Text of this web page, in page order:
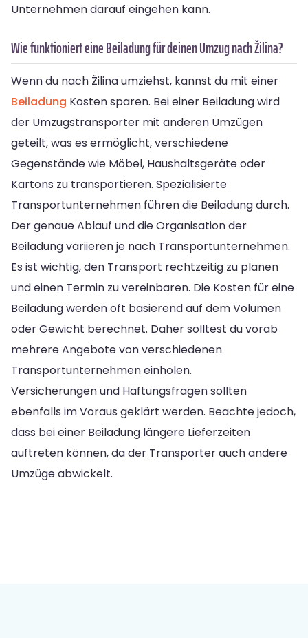
Unternehmen darauf eingehen kann.
Wie funktioniert eine Beiladung für deinen Umzug nach Žilina?
Wenn du nach Žilina umziehst, kannst du mit einer
Beiladung Kosten sparen. Bei einer Beiladung wird
der Umzugstransporter mit anderen Umzügen
geteilt, was es ermöglicht, verschiedene
Gegenstände wie Möbel, Haushaltsgeräte oder
Kartons zu transportieren. Spezialisierte
Transportunternehmen führen die Beiladung durch.
Der genaue Ablauf und die Organisation der
Beiladung variieren je nach Transportunternehmen.
Es ist wichtig, den Transport rechtzeitig zu planen
und einen Termin zu vereinbaren. Die Kosten für eine
Beiladung werden oft basierend auf dem Volumen
oder Gewicht berechnet. Daher solltest du vorab
mehrere Angebote von verschiedenen
Transportunternehmen einholen.
Versicherungen und Haftungsfragen sollten
ebenfalls im Voraus geklärt werden. Beachte jedoch,
dass bei einer Beiladung längere Lieferzeiten
auftreten können, da der Transporter auch andere
Umzüge abwickelt.